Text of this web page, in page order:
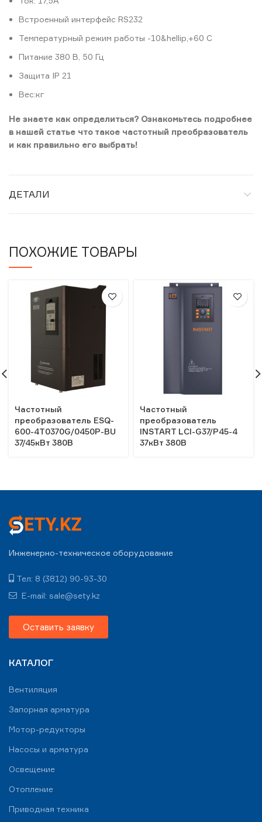
Встроенный интерфейс RS232
Температурный режим работы -10&hellip,+60 С
Питание 380 В, 50 Гц
Защита IP 21
Вес:кг
Не знаете как определиться? Ознакомьтесь подробнее
в нашей статье что такое частотный преобразователь
и как правильно его выбрать!
ДЕТАЛИ
ПОХОЖИЕ ТОВАРЫ
Частотный
преобразователь ESQ-
600-4T0370G/0450P-BU
37/45кВт 380В
Частотный
преобразователь
INSTART LCI-G37/P45-4
37кВт 380В
Инженерно-техническое оборудование
Тел: 8 (3812) 90-93-30
E-mail: sale@sety.kz
Оставить заявку
КАТАЛОГ
Вентиляция
Запорная арматура
Мотор-редукторы
Насосы и арматура
Освещение
Отопление
Приводная техника